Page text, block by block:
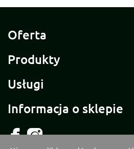
Oferta
Produkty
Usługi
Informacja o sklepie